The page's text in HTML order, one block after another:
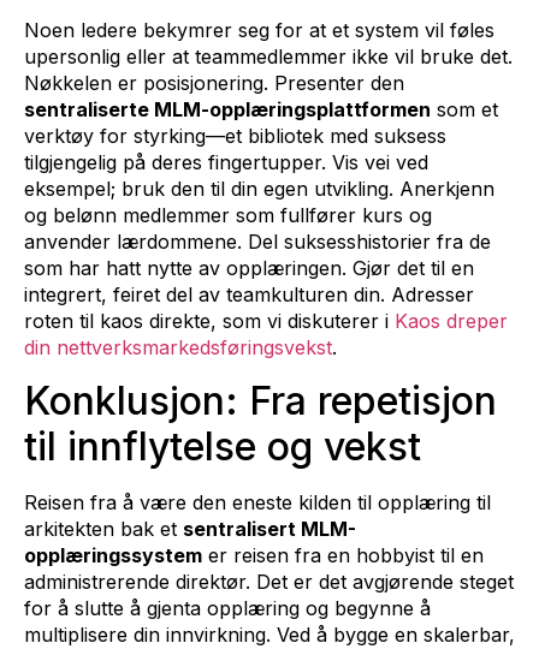
Noen ledere bekymrer seg for at et system vil føles
upersonlig eller at teammedlemmer ikke vil bruke det.
Nøkkelen er posisjonering. Presenter den
sentraliserte MLM-opplæringsplattformen som et
verktøy for styrking—et bibliotek med suksess
tilgjengelig på deres fingertupper. Vis vei ved
eksempel; bruk den til din egen utvikling. Anerkjenn
og belønn medlemmer som fullfører kurs og
anvender lærdommene. Del suksesshistorier fra de
som har hatt nytte av opplæringen. Gjør det til en
integrert, feiret del av teamkulturen din. Adresser
roten til kaos direkte, som vi diskuterer i Kaos dreper
din nettverksmarkedsføringsvekst.
Konklusjon: Fra repetisjon
til innflytelse og vekst
Reisen fra å være den eneste kilden til opplæring til
arkitekten bak et sentralisert MLM-
opplæringssystem er reisen fra en hobbyist til en
administrerende direktør. Det er det avgjørende steget
for å slutte å gjenta opplæring og begynne å
multiplisere din innvirkning. Ved å bygge en skalerbar,